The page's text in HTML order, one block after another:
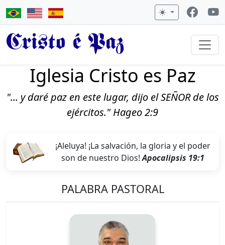
Cristo é Paz
Iglesia Cristo es Paz
"... y daré paz en este lugar, dijo el SEÑOR de los
ejércitos." Hageo 2:9
¡Aleluya! ¡La salvación, la gloria y el poder
son de nuestro Dios!Apocalipsis 19:1
PALABRA PASTORAL